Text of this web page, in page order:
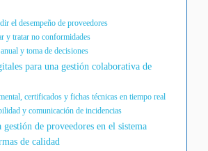
el desempeño de proveedores
y tratar no conformidades
y toma de decisiones
para una gestión colaborativa de
certificados y fichas técnicas en tiempo real
y comunicación de incidencias
de proveedores en el sistema
de calidad